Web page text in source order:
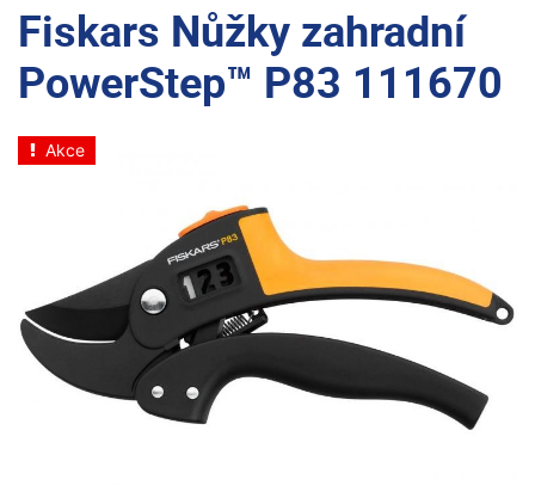
Fiskars Nůžky zahradní
PowerStep™ P83 111670
Akce